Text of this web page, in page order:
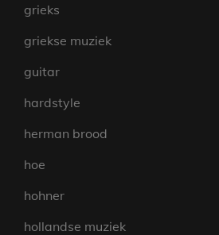
grieks
griekse muziek
guitar
hardstyle
herman brood
hoe
hohner
hollandse muziek